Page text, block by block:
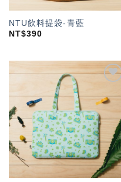
NTU飲料提袋-青藍
NT$390
「願
望輕